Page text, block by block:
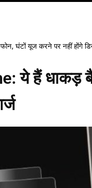
घंटों यूज करने पर नहीं होंगे
हैं धाकड़